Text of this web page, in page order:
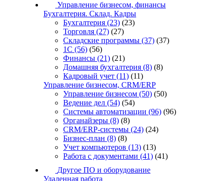
Управление бизнесом, финансы
Бухгалтерия. Склад. Кадры
Бухгалтерия (23) (23)
Торговля (27) (27)
Складские программы (37) (37)
1С (56) (56)
Финансы (21) (21)
Домашняя бухгалтерия (8) (8)
Кадровый учет (11) (11)
Управление бизнесом, CRM/ERP
Управление бизнесом (50) (50)
Ведение дел (54) (54)
Системы автоматизации (96) (96)
Органайзеры (8) (8)
CRM/ERP-системы (24) (24)
Бизнес-план (8) (8)
Учет компьютеров (13) (13)
Работа с документами (41) (41)
Другое ПО и оборудование
Удаленная работа